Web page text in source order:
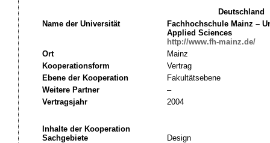
Deutschland
Name der Universität
Fachhochschule Mainz –
Applied Sciences
http://www.fh-mainz.de/
Ort
Mainz
Kooperationsform
Vertrag
Ebene der Kooperation
Fakultätsebene
Weitere Partner
–
Vertragsjahr
2004
Inhalte der Kooperation
Sachgebiete
Design